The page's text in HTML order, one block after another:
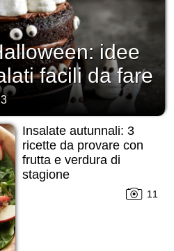
idee
facili da fare
Insalate autunnali: 3
ricette da provare con
frutta e verdura di
stagione
11